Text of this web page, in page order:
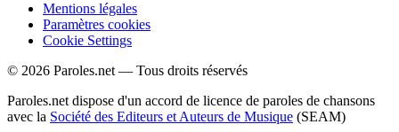
Mentions légales
Paramètres cookies
Cookie Settings
© 2026 Paroles.net — Tous droits réservés
Paroles.net dispose d'un accord de licence de paroles de chansons
avec la Société des Editeurs et Auteurs de Musique (SEAM)